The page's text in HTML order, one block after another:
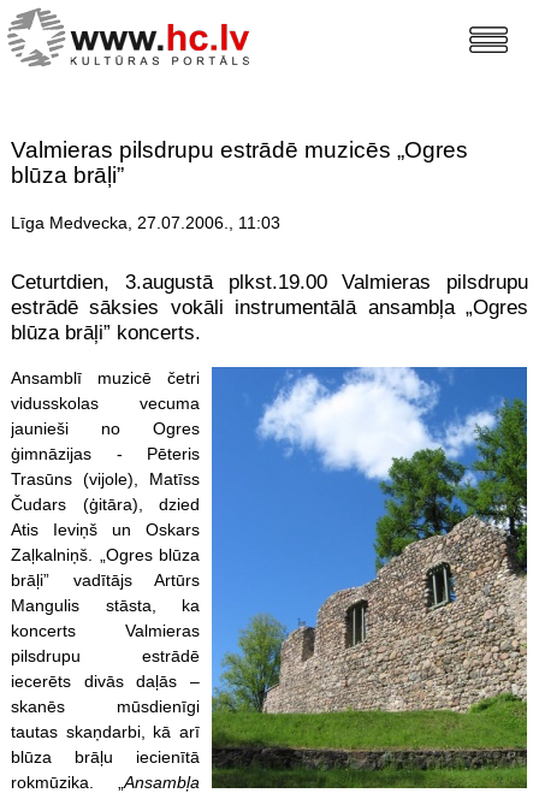
Valmieras pilsdrupu estrādē muzicēs „Ogres
blūza brāļi”
Līga Medvecka, 27.07.2006., 11:03
Ceturtdien, 3.augustā plkst.19.00 Valmieras pilsdrupu
estrādē sāksies vokāli instrumentālā ansambļa „Ogres
blūza brāļi” koncerts.
Ansamblī muzicē četri
vidusskolas vecuma
jaunieši no Ogres
ģimnāzijas - Pēteris
Trasūns (vijole), Matīss
Čudars (ģitāra), dzied
Atis Ieviņš un Oskars
Zaļkalniņš. „Ogres blūza
brāļi” vadītājs Artūrs
Mangulis stāsta, ka
koncerts Valmieras
pilsdrupu estrādē
iecerēts divās daļās –
skanēs mūsdienīgi
tautas skaņdarbi, kā arī
blūza brāļu iecienītā
rokmūzika. „Ansambļa